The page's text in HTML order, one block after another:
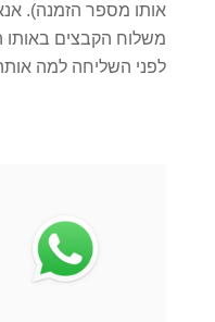
אותו מספר הזמנה).
משלוח הקבצים באותו
לפני השליחה למה